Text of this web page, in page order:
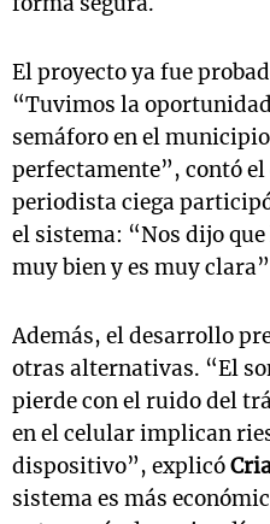
El proyecto ya fue
“Tuvimos la
semáforo en el
perfectamente”, contó
periodista ciega
el sistema: “Nos dijo
muy bien y es muy
Además, el desarrollo
otras alternativas. “El
pierde con el ruido del
en el celular implican
dispositivo”, explicó
sistema es más